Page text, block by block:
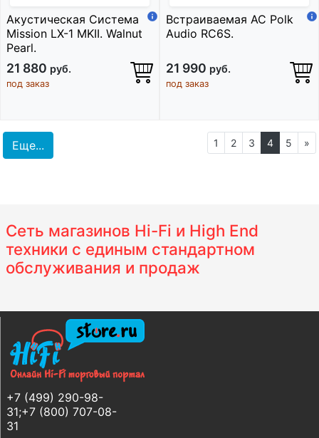
Акустическая Система
Mission LX-1 MKII. Walnut
Pearl.
21 880 руб.
под заказ
Встраиваемая АС Polk
Audio RC6S.
21 990 руб.
под заказ
Еще... 1 2 3 4 5 »
Сеть магазинов Hi-Fi и High End
техники с единым стандартном
обслуживания и продаж
+7 (499) 290-98-
31;+7 (800) 707-08-
31